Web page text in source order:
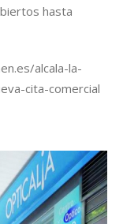
hasta
alcala-la-
cita-comercial